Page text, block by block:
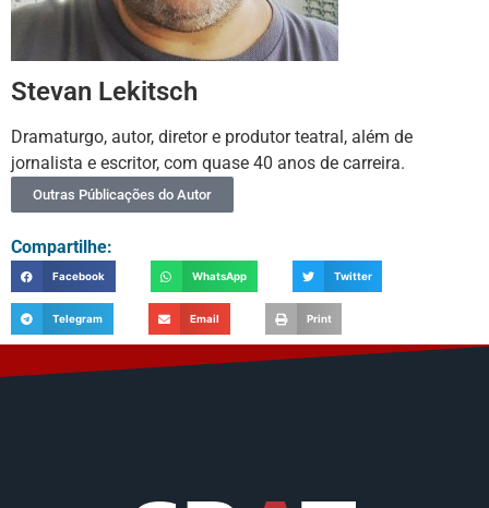
Stevan Lekitsch
Dramaturgo, autor, diretor e produtor teatral, além de
jornalista e escritor, com quase 40 anos de carreira.
Outras Públicações do Autor
Compartilhe:
Facebook WhatsApp Twitter
Telegram Email Print